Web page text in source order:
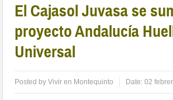
El Cajasol Juvasa se
proyecto Andalucía
Universal
Posted byVivir en Montequinto Date:02